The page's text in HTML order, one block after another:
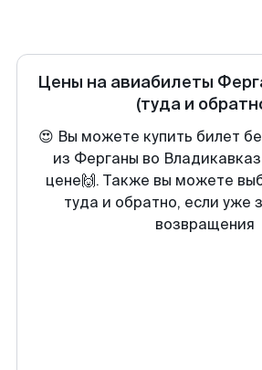
Цены на авиабилеты
(туда и
😍 Вы можете купить билет
из Ферганы во
цене🙌. Также вы можете
туда и обратно, если уже
возвращения